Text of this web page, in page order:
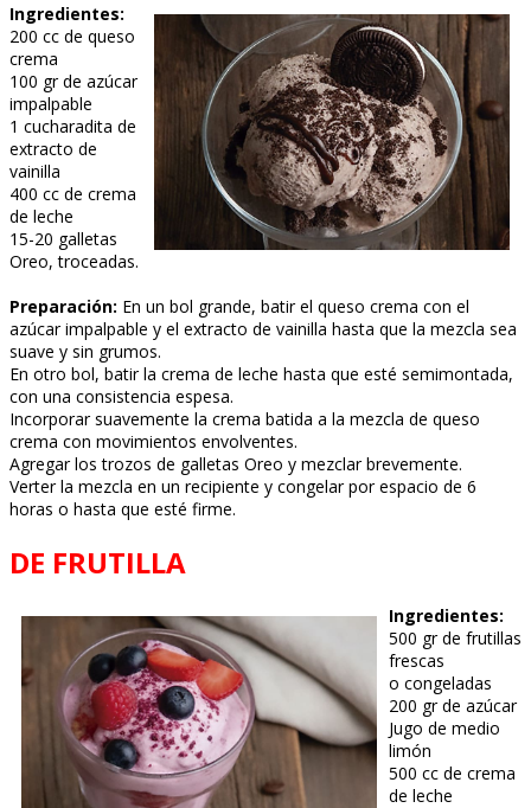
Ingredientes:
200 cc de queso
crema
100 gr de azúcar
impalpable
1 cucharadita de
extracto de
vainilla
400 cc de crema
de leche
15-20 galletas
Oreo, troceadas.
Preparación: En un bol grande, batir el queso crema con el
azúcar impalpable y el extracto de vainilla hasta que la mezcla sea
suave y sin grumos.
En otro bol, batir la crema de leche hasta que esté semimontada,
con una consistencia espesa.
Incorporar suavemente la crema batida a la mezcla de queso
crema con movimientos envolventes.
Agregar los trozos de galletas Oreo y mezclar brevemente.
Verter la mezcla en un recipiente y congelar por espacio de 6
horas o hasta que esté firme.
DE FRUTILLA
Ingredientes:
500 gr de frutillas
frescas
o congeladas
200 gr de azúcar
Jugo de medio
limón
500 cc de crema
de leche